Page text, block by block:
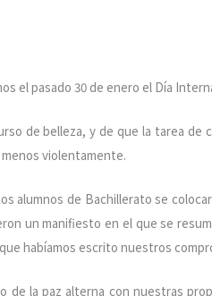
el pasado 30 de enero el Día
de belleza, y de que la tarea
violentamente.
alumnos de Bachillerato se
un manifiesto en el que se
habíamos escrito nuestros
de la paz alterna con nuestras